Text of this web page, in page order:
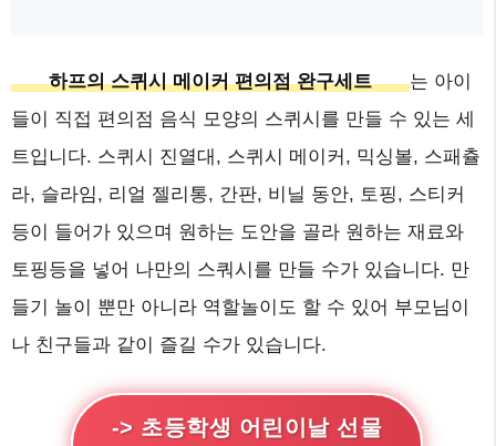
하프의 스퀴시 메이커 편의점 완구세트
는 아이
들이 직접 편의점 음식 모양의 스퀴시를 만들 수 있는 세
트입니다. 스퀴시 진열대, 스퀴시 메이커, 믹싱볼, 스패츌
라, 슬라임, 리얼 젤리통, 간판, 비닐 동안, 토핑, 스티커
등이 들어가 있으며 원하는 도안을 골라 원하는 재료와
토핑등을 넣어 나만의 스쿼시를 만들 수가 있습니다. 만
들기 놀이 뿐만 아니라 역할놀이도 할 수 있어 부모님이
나 친구들과 같이 즐길 수가 있습니다.
-> 초등학생 어린이날 선물